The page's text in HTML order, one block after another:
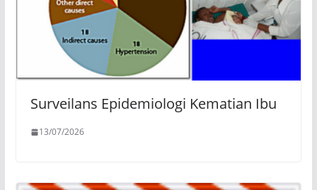
Surveilans Epidemiologi Kematian Ibu
13/07/2026